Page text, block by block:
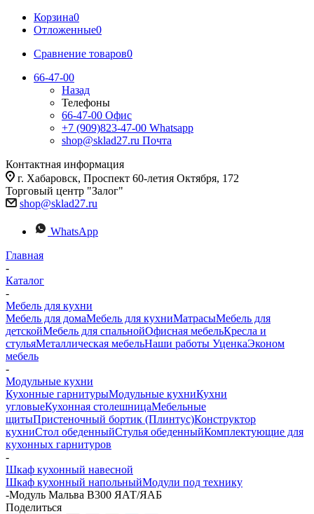
Корзина0
Отложенные0
Сравнение товаров0
66-47-00
Назад
Телефоны
66-47-00 Офис
+7 (909)823-47-00 Whatsapp
shop@sklad27.ru Почта
Контактная информация
г. Хабаровск, Проспект 60-летия Октября, 172
Торговый центр "Залог"
shop@sklad27.ru
WhatsApp
Главная
-
Каталог
-
Мебель для кухни
Мебель для домаМебель для кухниМатраcыМебель для
детскойМебель для спальнойОфисная мебельКресла и
стульяМеталлическая мебельНаши работы УценкаЭконом
мебель
-
Модульные кухни
Кухонные гарнитурыМодульные кухниКухни
угловыеКухонная столешницаМебельные
щитыПристеночный бортик (Плинтус)Конструктор
кухниСтол обеденныйСтулья обеденныйКомплектующие для
кухонных гарнитуров
-
Шкаф кухонный навесной
Шкаф кухонный напольныйМодули под технику
-Модуль Мальва В300 ЯАТ/ЯАБ
Поделиться